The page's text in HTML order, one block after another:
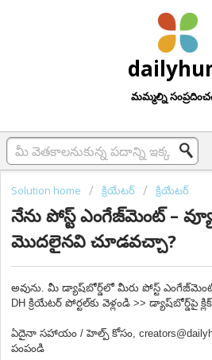
మమ్మల్ని
Solution home క్రియేటర్ క్రియేటర్
నేను పోస్ట్ ఎంగేజ్‌మెంట్ –
మొదలైనవి చూడవచ్చా?
అవును. మీ డ్యాష్‌బోర్డ్‌లో మీరు పోస్ట్
DH క్రియేటర్ పోర్టల్‌కు వెళ్లండి >> డ్యాష్‌బోర్డ్‌పై
ఏదైనా సహాయం / హెల్ప్ కోసం,
పంపండి